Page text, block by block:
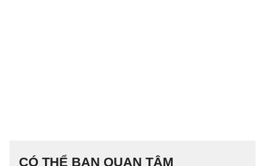
CÓ THỂ BẠN QUAN TÂM